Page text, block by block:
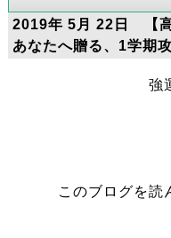
2019年 5月 22日 【
あなたへ贈る、1学期
強
このブログを読